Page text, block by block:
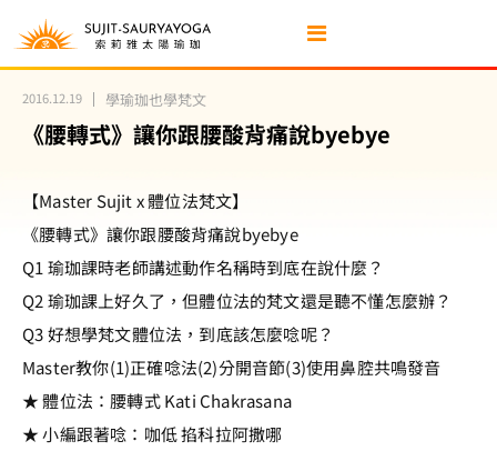
2016.12.19 學瑜珈也學梵文
《腰轉式》讓你跟腰酸背痛說byebye
【Master Sujit x 體位法梵文】
《腰轉式》讓你跟腰酸背痛說byebye
Q1 瑜珈課時老師講述動作名稱時到底在說什麼？
Q2 瑜珈課上好久了，但體位法的梵文還是聽不懂怎麼辦？
Q3 好想學梵文體位法，到底該怎麼唸呢？
Master教你(1)正確唸法(2)分開音節(3)使用鼻腔共鳴發音
★ 體位法：腰轉式 Kati Chakrasana
★ 小編跟著唸：咖低 掐科拉阿撒哪